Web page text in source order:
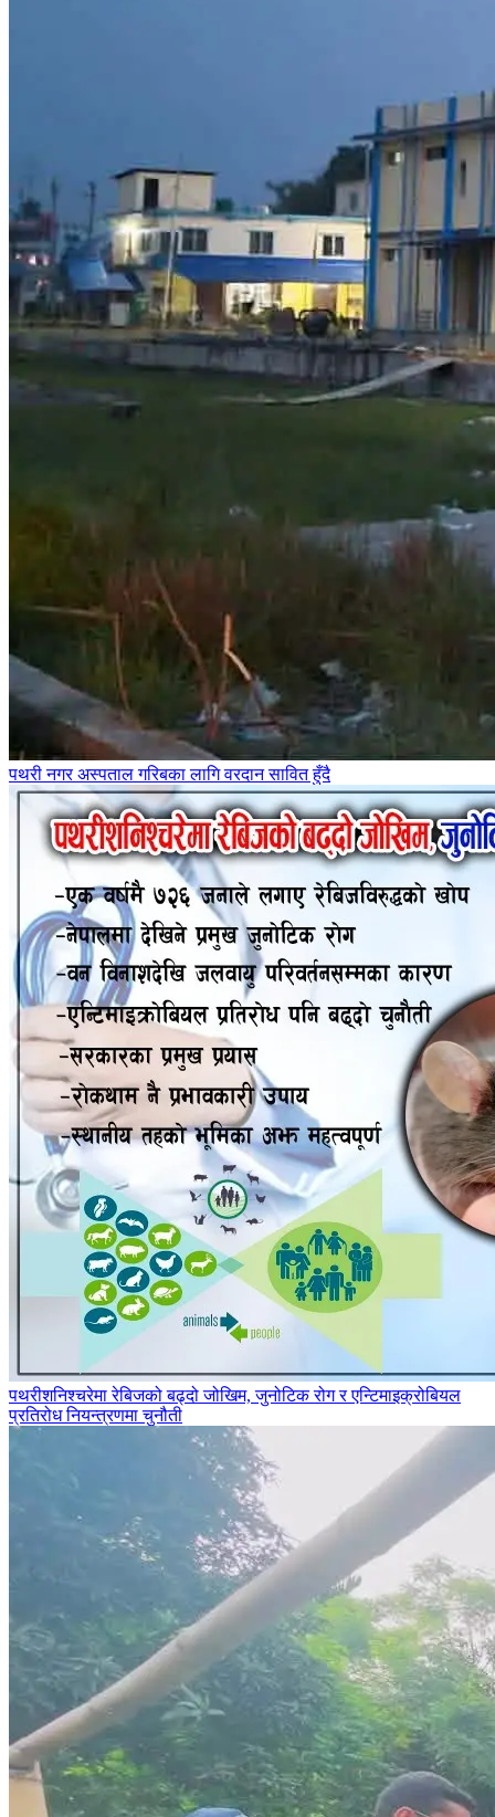
पथरी नगर अस्पताल गरिबका लागि वरदान सावित हुँदै
पथरीशनिश्‍चरेमा रेबिजको बढ्दो जोखिम, जुनोटिक रोग र एन्टिमाइक्रोबियल
प्रतिरोध नियन्त्रणमा चुनौती